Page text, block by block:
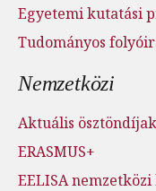
Egyetemi kutatási
Tudományos
Nemzetközi
Aktuális ösztöndíjak
ERASMUS+
EELISA